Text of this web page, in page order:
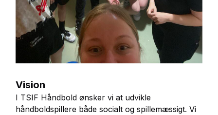
Vision
I TSIF Håndbold ønsker vi at udvikle
håndboldspillere både socialt og spillemæssigt. Vi